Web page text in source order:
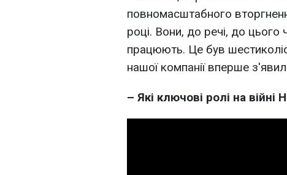
повномасштабного
році. Вони, до речі, до цього
працюють. Це був
нашої компанії вперше
– Які ключові ролі на